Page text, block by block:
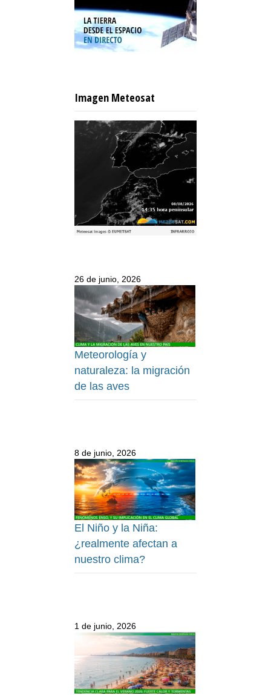
Imagen Meteosat
26 de junio, 2026
Meteorología y
naturaleza: la migración
de las aves
8 de junio, 2026
El Niño y la Niña:
¿realmente afectan a
nuestro clima?
1 de junio, 2026